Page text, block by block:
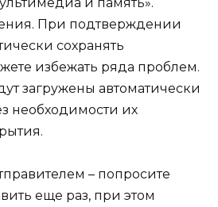
При подтверждении
сохранять
избежать ряда проблем.
загружены автоматически
необходимости их
– попросите
еще раз, при этом